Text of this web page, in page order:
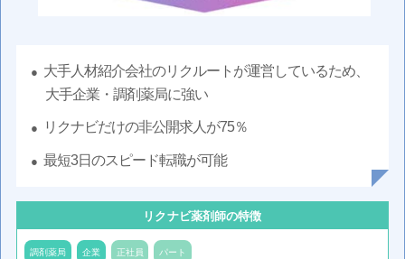
大手人材紹介会社のリクルートが運営しているため、
大手企業・調剤薬局に強い
リクナビだけの非公開求人が75％
最短3日のスピード転職が可能
リクナビ薬剤師の特徴
調剤薬局 企業 正社員 パート